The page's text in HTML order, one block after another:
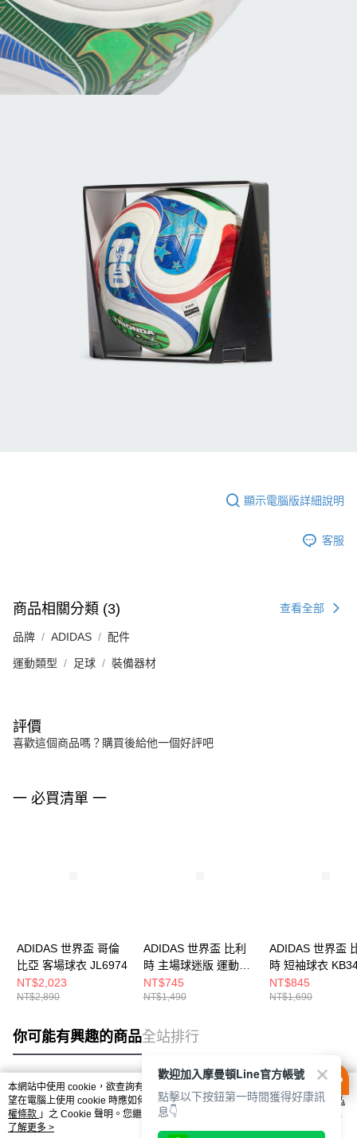
顯示電腦版詳細說明
客服
商品相關分類 (3) 查看全部
品牌 ADIDAS 配件
運動類型 足球 裝備器材
評價
喜歡這個商品嗎？購買後給他一個好評吧
一 必買清單 一
ADIDAS 世界盃 哥倫
比亞 客場球衣 JL6974
NT$2,023
NT$2,890
ADIDAS 世界盃 比利
時 主場球迷版 運動短
褲 JM8385
NT$745
NT$1,490
ADIDAS 世界盃
時 短袖球衣
NT$845
NT$1,690
你可能有興趣的商品全站排行
熱門標籤
本網站中使用 cookie，欲查詢有關本網站使用 cookie 方式之詳情，及若您不希
望在電腦上使用 cookie 時應如何變更電腦的 cookie 設定，請參閱本網站「
隱私
權條款 」之 Cookie 聲明。您繼續使用本網站即表示您同意本公司得按本網站使
用條款之 Cookie 聲明使用 cookie。
了解更多 >
歡迎加入摩曼頓Line官方帳號
點擊以下按鈕第一時間獲得好康訊
息👇